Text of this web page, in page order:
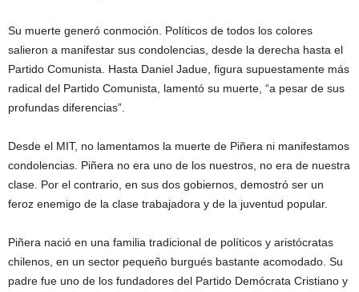
Su muerte generó conmoción. Políticos de todos los colores
salieron a manifestar sus condolencias, desde la derecha hasta el
Partido Comunista. Hasta Daniel Jadue, figura supuestamente más
radical del Partido Comunista, lamentó su muerte, “a pesar de sus
profundas diferencias”.
Desde el MIT, no lamentamos la muerte de Piñera ni manifestamos
condolencias. Piñera no era uno de los nuestros, no era de nuestra
clase. Por el contrario, en sus dos gobiernos, demostró ser un
feroz enemigo de la clase trabajadora y de la juventud popular.
Piñera nació en una familia tradicional de políticos y aristócratas
chilenos, en un sector pequeño burgués bastante acomodado. Su
padre fue uno de los fundadores del Partido Demócrata Cristiano y